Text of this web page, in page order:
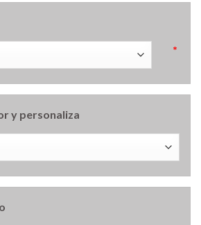
*
y personaliza